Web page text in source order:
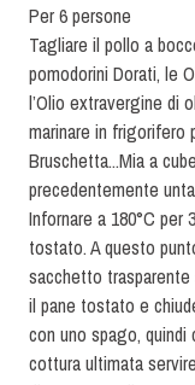
Per 6 persone
Tagliare il pollo a
pomodorini Dorati, le
l’Olio extravergine di
marinare in frigorifero
Bruschetta...Mia a
precedentemente
Infornare a 180°C per
tostato. A questo
sacchetto
il pane tostato e
con uno spago, quindi
cottura ultimata